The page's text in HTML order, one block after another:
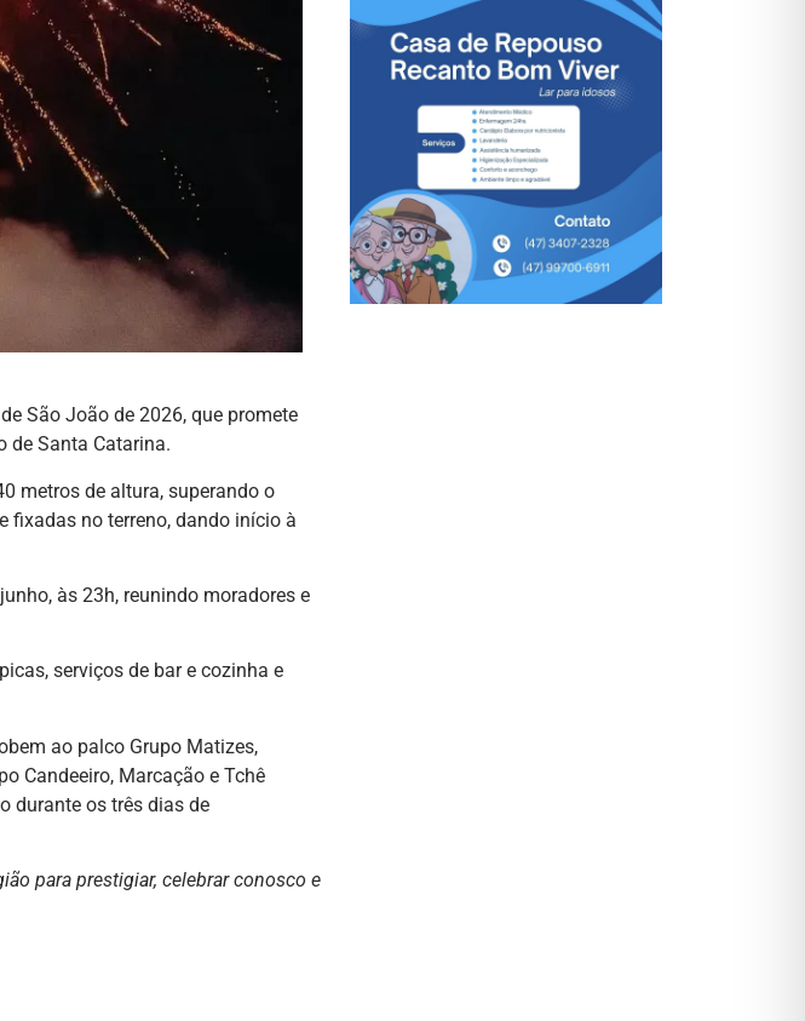
São João de 2026, que promete
de Santa Catarina.
metros de altura, superando o
fixadas no terreno, dando início à
às 23h, reunindo moradores e
serviços de bar e cozinha e
ao palco Grupo Matizes,
Candeeiro, Marcação e Tchê
durante os três dias de
para prestigiar, celebrar conosco e